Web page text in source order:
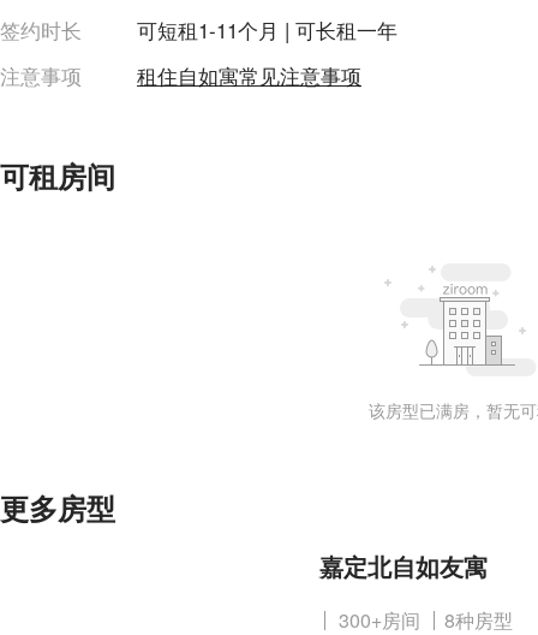
签约时长
可短租1-11个月 | 可长租一年
注意事项
租住自如寓常见注意事项
可租房间
该房型已满房，暂无
更多房型
嘉定北自如友寓
300+房间 8种房型